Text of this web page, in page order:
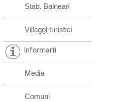
Stab. Balneari
Villaggi turistici
Informarti
Media
Comuni